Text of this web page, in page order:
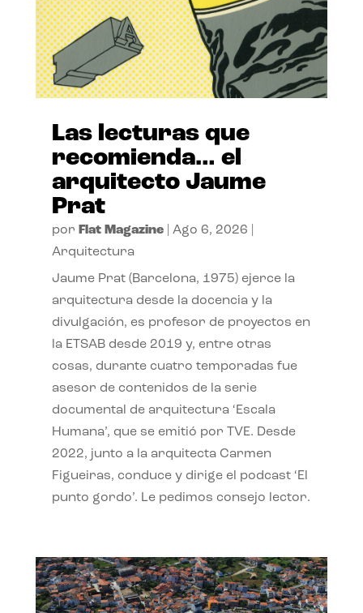
Las lecturas que
recomienda… el
arquitecto Jaume
Prat
por Flat Magazine| Ago 6, 2026
Arquitectura
Jaume Prat (Barcelona, 1975) ejerce la
arquitectura desde la docencia y la
divulgación, es profesor de proyectos en
la ETSAB desde 2019 y, entre otras
cosas, durante cuatro temporadas fue
asesor de contenidos de la serie
documental de arquitectura ‘Escala
Humana’, que se emitió por TVE. Desde
2022, junto a la arquitecta Carmen
Figueiras, conduce y dirige el podcast ‘El
punto gordo’. Le pedimos consejo lector.